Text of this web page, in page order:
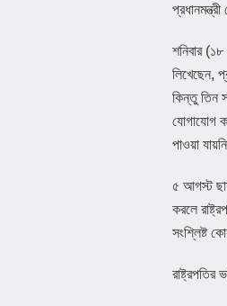
শনিবার
লিখেছেন,
কিন্তু তিন
যোগাযোগ
পাওয়া
৫ আগস্ট
করলে
সংশ্লিষ্ট